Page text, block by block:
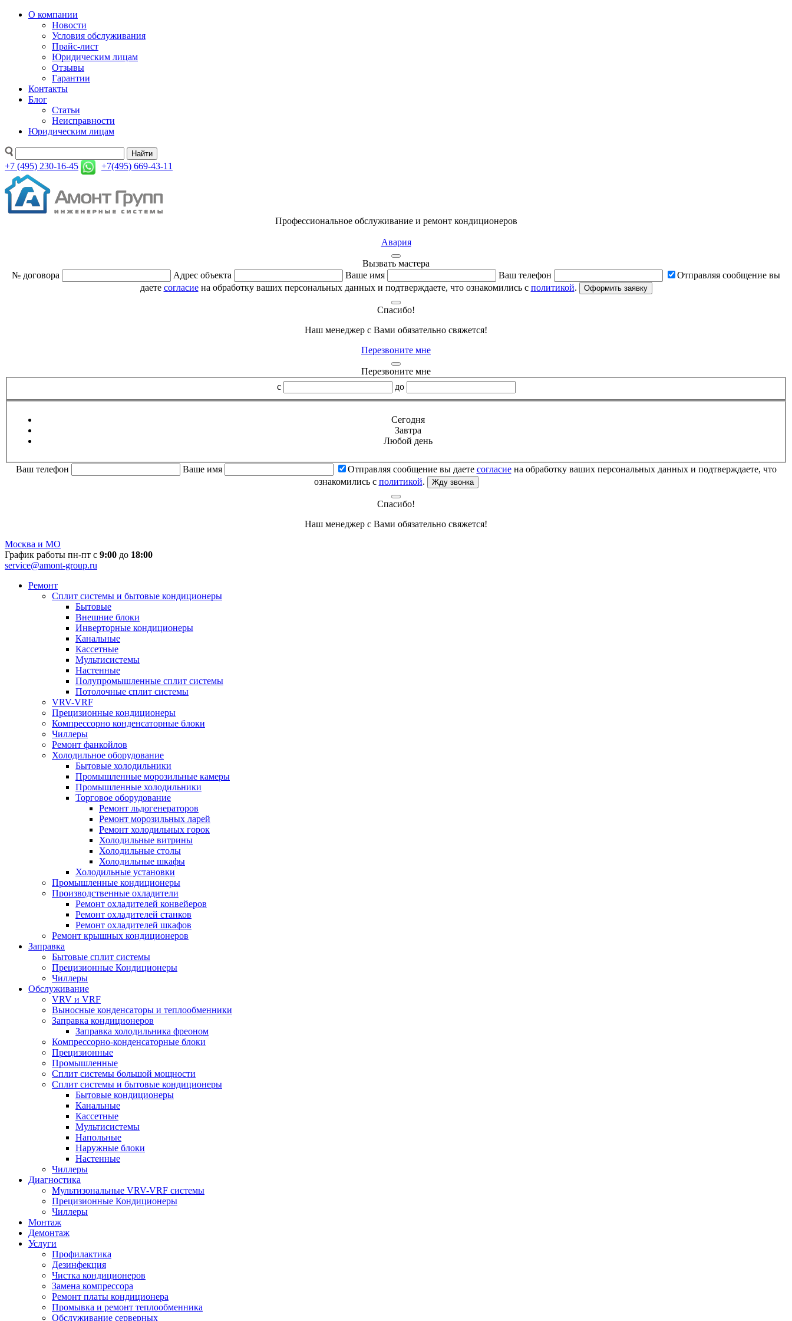
О компании
Новости
Условия обслуживания
Прайс-лист
Юридическим лицам
Отзывы
Гарантии
Контакты
Блог
Статьи
Неисправности
Юридическим лицам
Найти
+7 (495) 230-16-45 +7(495) 669-43-11
Профессиональное обслуживание и ремонт кондиционеров
Авария
Вызвать мастера
№ договора
Адрес объекта Ваше имя Ваш телефон
Отправляя сообщение вы
даете согласиена обработку ваших персональных данных и подтверждаете, что ознакомились с политикой. Оформить заявку
Спасибо!
Наш менеджер с Вами обязательно свяжется!
Перезвоните мне
Перезвоните мне
с
до
Сегодня
Завтра
Любой день
Ваш телефон Ваше имя Отправляя сообщение вы даете согласиена обработку ваших персональных данных и подтверждаете, что
ознакомились с политикой. Жду звонка
Спасибо!
Наш менеджер с Вами обязательно свяжется!
Москва и МО
График работы пн-пт с 9:00 до 18:00
service@amont-group.ru
Ремонт
Сплит системы и бытовые кондиционеры
Бытовые
Внешние блоки
Инверторные кондиционеры
Канальные
Кассетные
Мультисистемы
Настенные
Полупромышленные сплит системы
Потолочные сплит системы
VRV-VRF
Прецизионные кондиционеры
Компрессорно конденсаторные блоки
Чиллеры
Ремонт фанкойлов
Холодильное оборудование
Бытовые холодильники
Промышленные морозильные камеры
Промышленные холодильники
Торговое оборудование
Ремонт льдогенераторов
Ремонт морозильных ларей
Ремонт холодильных горок
Холодильные витрины
Холодильные столы
Холодильные шкафы
Холодильные установки
Промышленные кондиционеры
Производственные охладители
Ремонт охладителей конвейеров
Ремонт охладителей станков
Ремонт охладителей шкафов
Ремонт крышных кондиционеров
Заправка
Бытовые сплит системы
Прецизионные Кондиционеры
Чиллеры
Обслуживание
VRV и VRF
Выносные конденсаторы и теплообменники
Заправка кондиционеров
Заправка холодильника фреоном
Компрессорно-конденсаторные блоки
Прецизионные
Промышленные
Сплит системы большой мощности
Сплит системы и бытовые кондиционеры
Бытовые кондиционеры
Канальные
Кассетные
Мультисистемы
Напольные
Наружные блоки
Настенные
Чиллеры
Диагностика
Мультизональные VRV-VRF системы
Прецизионные Кондиционеры
Чиллеры
Монтаж
Демонтаж
Услуги
Профилактика
Дезинфекция
Чистка кондиционеров
Замена компрессора
Ремонт платы кондиционера
Промывка и ремонт теплообменника
Обслуживание серверных